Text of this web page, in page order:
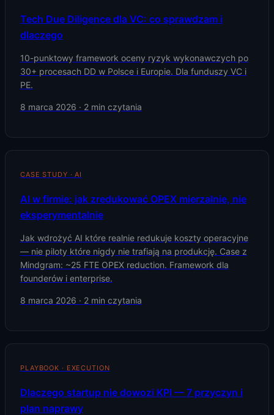
Tech Due Diligence dla VC: co sprawdzam i
dlaczego
10-punktowy framework oceny ryzyk wykonawczych po
30+ procesach DD w Polsce i Europie. Dla funduszy VC i
PE.
8 marca 2026 · 2 min czytania
CASE STUDY · AI
AI w firmie: jak zredukować OPEX mierzalnie, nie
eksperymentalnie
Jak wdrożyć AI które realnie redukuje koszty operacyjne
— nie piloty które nigdy nie trafiają na produkcję. Case z
Mindgram: ~25 FTE OPEX reduction. Framework dla
founderów i enterprise.
8 marca 2026 · 2 min czytania
PLAYBOOK · EXECUTION
Dlaczego startup nie dowozi KPI — 7 przyczyn i
plan naprawy